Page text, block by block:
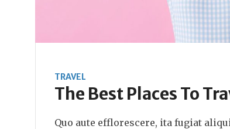
TRAVEL
The Best Places To
Quo aute efflorescere, ita fugiat